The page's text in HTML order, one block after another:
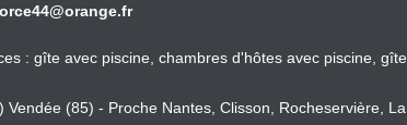
: gîte avec piscine, chambres d'hôtes avec piscine, gîte
Vendée (85) - Proche Nantes, Clisson, Rocheservière, La